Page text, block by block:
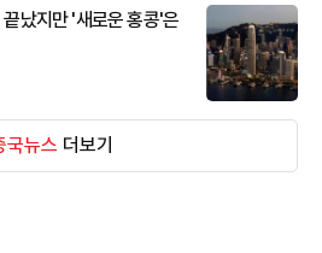
났지만 '새로운 홍콩'은
국뉴스 더보기